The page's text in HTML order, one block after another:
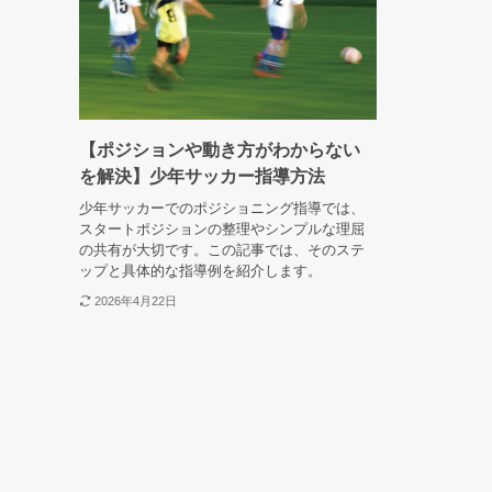
【ポジションや動き方がわからない
を解決】少年サッカー指導方法
少年サッカーでのポジショニング指導では、
スタートポジションの整理やシンプルな理屈
の共有が大切です。この記事では、そのステ
ップと具体的な指導例を紹介します。
2026年4月22日